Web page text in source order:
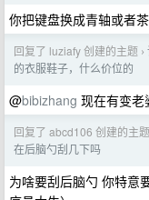
你把键盘换成青轴或者
回复了 luziafy 创建的主题 ›
的衣服鞋子，什么价位的
@bibizhang 现在有变老
回复了 abcd106 创建的主题
在后脑勺刮几下吗
为啥要刮后脑勺 你特意